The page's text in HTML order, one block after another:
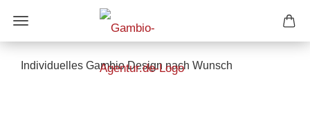
zum
Individuelles Gambio Design nach Wunsch